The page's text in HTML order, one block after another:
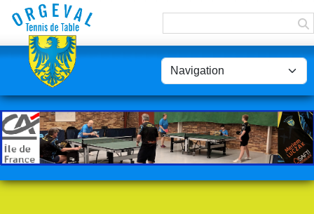
Panneau de gestion des cookies